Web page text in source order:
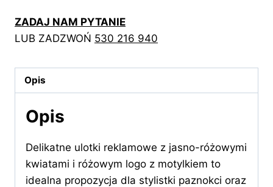
z
jasno-
kwiatami
ZADAJ NAM PYTANIE
LUB ZADZWOŃ 530 216 940
Opis
Opis
Delikatne ulotki reklamowe z jasno-różowymi
kwiatami i różowym logo z motylkiem to
idealna propozycja dla stylistki paznokci oraz